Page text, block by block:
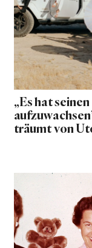
„Es hat
träumt von